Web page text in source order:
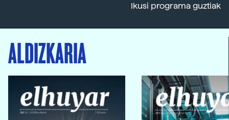
Ikusi programa guztiak
ALDIZKARIA